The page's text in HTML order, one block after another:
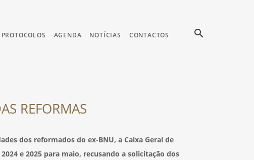
PROTOCOLOS AGENDA NOTÍCIAS CONTACTOS search
REFORMAS
dos reformados do ex-BNU, a Caixa Geral de
e 2025 para maio, recusando a solicitação dos